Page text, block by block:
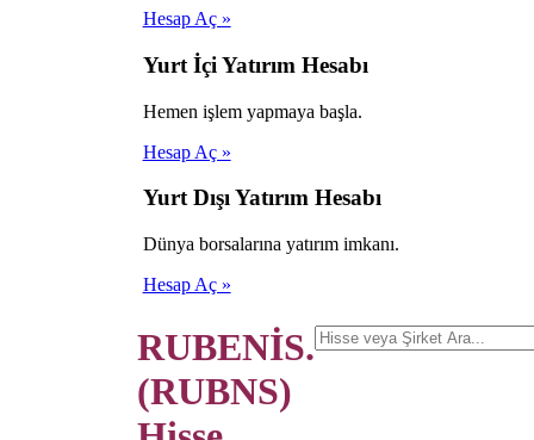
Hesap Aç »
Yurt İçi Yatırım Hesabı
Hemen işlem yapmaya başla.
Hesap Aç »
Yurt Dışı Yatırım Hesabı
Dünya borsalarına yatırım imkanı.
Hesap Aç »
RUBENİS.
(RUBNS)